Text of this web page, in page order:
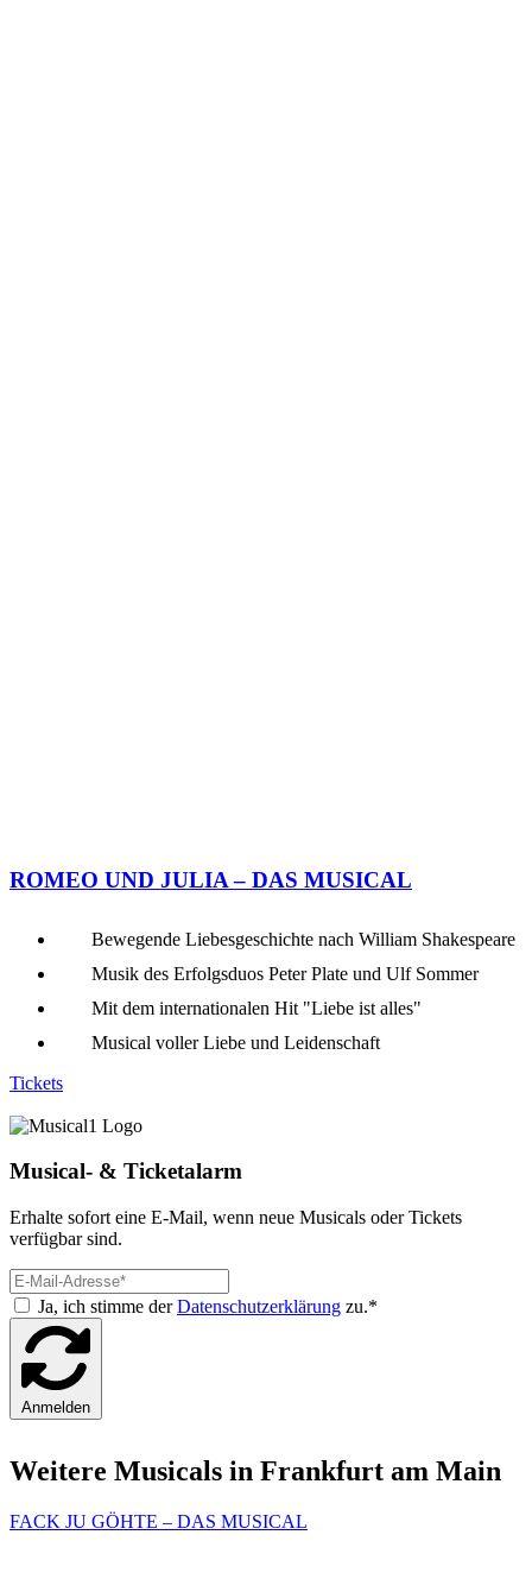
ROMEO UND JULIA – DAS MUSICAL
Bewegende Liebesgeschichte nach William Shakespeare
Musik des Erfolgsduos Peter Plate und Ulf Sommer
Mit dem internationalen Hit "Liebe ist alles"
Musical voller Liebe und Leidenschaft
Tickets
Musical- & Ticketalarm
Erhalte sofort eine E-Mail, wenn neue Musicals oder Tickets
verfügbar sind.
Ja, ich stimme derDatenschutzerklärung zu.*
Anmelden
Weitere Musicals in Frankfurt am Main
FACK JU GÖHTE – DAS MUSICAL